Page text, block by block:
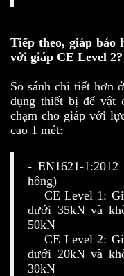
Tiếp theo, giáp bảo
với giáp CE Level
So sánh chi tiết hơn
dụng thiết bị để vật
chạm cho giáp với
cao 1 mét:
- EN1621-
hông)
CE Level 1:
dưới 35kN và
50kN
CE Level 2:
dưới 20kN và
30kN